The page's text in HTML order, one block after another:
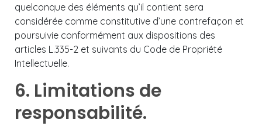
quelconque des éléments qu’il contient sera
considérée comme constitutive d’une contrefaçon et
poursuivie conformément aux dispositions des
articles L.335-2 et suivants du Code de Propriété
Intellectuelle.
6. Limitations de
responsabilité.